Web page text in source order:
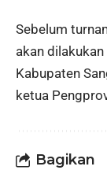
Sebelum
akan
Kabupaten
ketua
Bagikan